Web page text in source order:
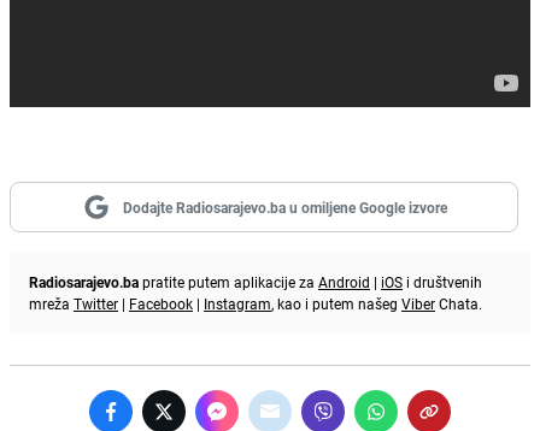
Dodajte Radiosarajevo.ba u omiljene Google izvore
Radiosarajevo.bapratite putem aplikacije za Android | iOS i društvenih
mreža Twitter | Facebook | Instagram, kao i putem našeg ViberChata.